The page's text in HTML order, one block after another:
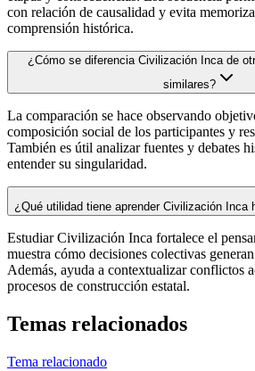
con relación de causalidad y evita
comprensión histórica.
¿Cómo se diferencia Civilización Inca de
similares?
La comparación se hace observando
composición social de los participantes y
También es útil analizar fuentes y debates
entender su singularidad.
¿Qué utilidad tiene aprender Civilización Inca
Estudiar Civilización Inca fortalece el
muestra cómo decisiones colectivas
Además, ayuda a contextualizar conflictos
procesos de construcción estatal.
Temas relacionados
Tema relacionado